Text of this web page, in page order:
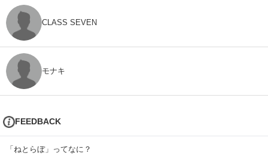
CLASS SEVEN
モナキ
FEEDBACK
「ねとらぼ」ってなに？